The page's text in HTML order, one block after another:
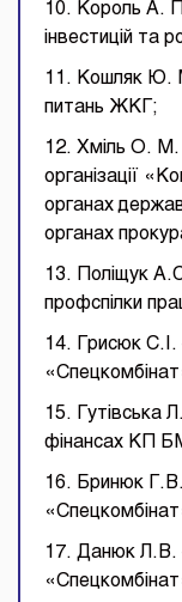
10. Король А.
інвестицій та
11. Кошляк Ю.
питань ЖКГ;
12. Хміль О. М.
організації
органах
органах
13. Поліщук А.С.
профспілки
14. Грисюк
15. Гутівська
фінансах КП
16. Бринюк
17. Данюк Л.В.